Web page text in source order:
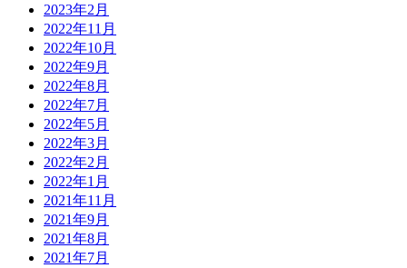
2023年2月
2022年11月
2022年10月
2022年9月
2022年8月
2022年7月
2022年5月
2022年3月
2022年2月
2022年1月
2021年11月
2021年9月
2021年8月
2021年7月